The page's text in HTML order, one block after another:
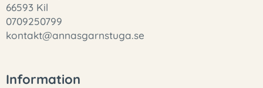
66593 Kil
0709250799
kontakt@annasgarnstuga.se
Information